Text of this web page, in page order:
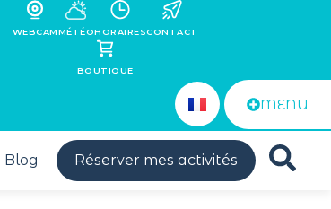
WEBCAMMÉTÉOHORAIRESCONTACT
BOUTIQUE
MENU
Blog Réserver mes activités